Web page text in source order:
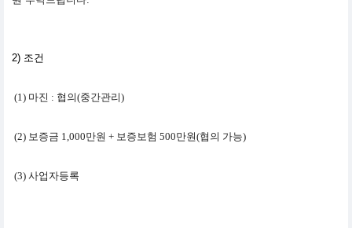
2) 조건
(1) 마진 : 협의(중간관리)
(2) 보증금 1,000만원 + 보증보험 500만원(협의 가능)
(3) 사업자등록